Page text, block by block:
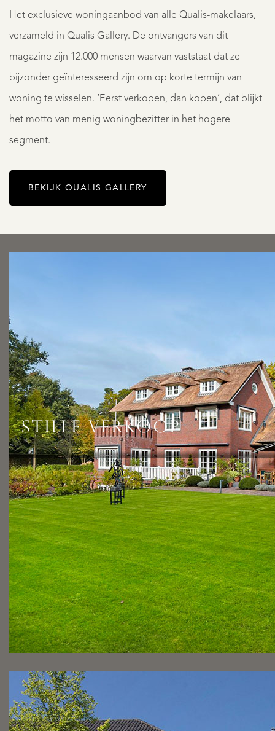
Het exclusieve woningaanbod van alle Qualis-makelaars,
verzameld in Qualis Gallery. De ontvangers van dit
magazine zijn 12.000 mensen waarvan vaststaat dat ze
bijzonder geïnteresseerd zijn om op korte termijn van
woning te wisselen. ‘Eerst verkopen, dan kopen’, dat blijkt
het motto van menig woningbezitter in het hogere
segment.
BEKIJK QUALIS GALLERY
STILLE VERKOOP
Misschien wilt u liever niet te koop lopen met uw woning.
in alle rust op zoek gaan naar een nieuwe eigenaar? Dan
verkoop’ uitkomst.
NAAR STILLE VERKOOP